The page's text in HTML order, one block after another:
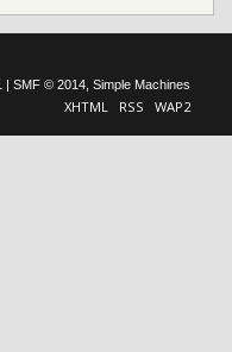
SMF © 2014 Simple Machines
XHTML RSS WAP2